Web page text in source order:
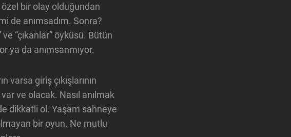
özel bir olay olduğundan
de anımsadım. Sonra?
“çıkanlar” öyküsü. Bütün
ya da anımsanmıyor.
giriş çıkışlarının
ve olacak. Nasıl anılmak
dikkatli ol. Yaşam sahneye
bir oyun. Ne mutlu